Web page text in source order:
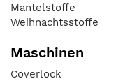
Mantelstoffe
Weihnachtsstoffe
Maschinen
Coverlock